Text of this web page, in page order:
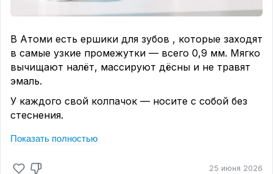
экстракты граната, малины, клубники, черники,
Формат: 60 таблеток — это запас на 2 месяца
приёма (1 таблетка в день) .
Этот продукт доступен на корейском сайте
Почему это выгодно
докупать каждый месяц
✅ Комплекс В6+В12 в одной таблетке — не надо
В Атоми есть ершики для зубов , которые заходят
в самые узкие промежутки — всего 0,9 мм. Мягко
вычищают налёт, массируют дёсны и не травят
эмаль.
У каждого свой колпачок — носите с собой без
стеснения.
Корейская продуманность в каждой детали.
них утра.
Показать полностью
25 июня 2026